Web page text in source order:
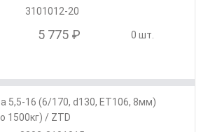
3101012-20
5 775 ₽ 0 шт.
5,5-16 (6/170, d130, ET106, 8мм)
1500кг) / ZTD